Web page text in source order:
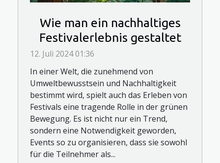
Wie man ein nachhaltiges
Festivalerlebnis gestaltet
12. Juli 2024 01:36
In einer Welt, die zunehmend von
Umweltbewusstsein und Nachhaltigkeit
bestimmt wird, spielt auch das Erleben von
Festivals eine tragende Rolle in der grünen
Bewegung. Es ist nicht nur ein Trend,
sondern eine Notwendigkeit geworden,
Events so zu organisieren, dass sie sowohl
für die Teilnehmer als...